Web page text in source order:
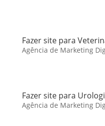
Fazer site para
Agência de Marketing
Fazer site para
Agência de Marketing